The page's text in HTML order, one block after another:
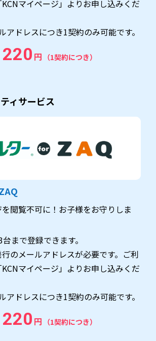
マイページ」よりお申し込みくだ
ドレスにつき1契約のみ可能です。
220 円 （1契約につき）
ィサービス
閲覧不可に！お子様をお守りしま
まで登録できます。
のメールアドレスが必要です。ご利
マイページ」よりお申し込みくだ
ドレスにつき1契約のみ可能です。
220 円 （1契約につき）